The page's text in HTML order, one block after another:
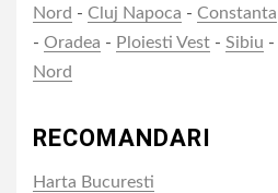
Nord - Cluj Napoca - Constanta
- Oradea - Ploiesti Vest - Sibiu -
Nord
RECOMANDARI
Harta Bucuresti